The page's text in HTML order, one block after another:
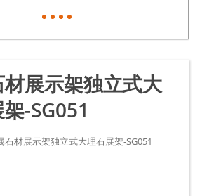
展示架独立式大
-SG051
石材展示架独立式大理石展架-SG051